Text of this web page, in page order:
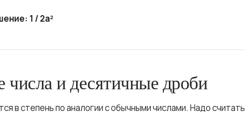
1 / 2a²
числа и десятичные дроби
в степень по аналогии с обычными числами. Надо считать